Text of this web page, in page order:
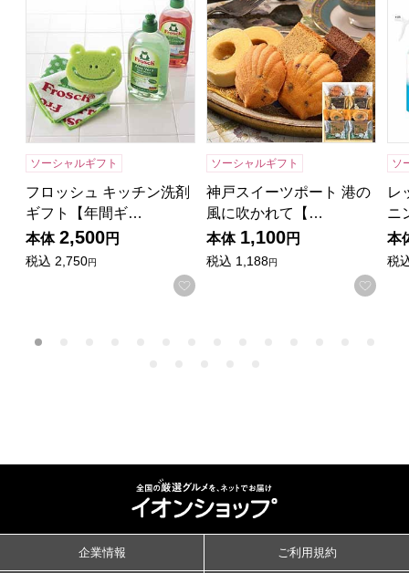
ソーシャルギフト
フロッシュ キッチン洗剤
ギフト【年間ギ…
本体 2,500円
税込 2,750円
お気に入りに登録する
ソーシャルギフト
神戸スイーツポート 港の
風に吹かれて【…
本体 1,100円
税込 1,188円
お気
ソ
レ
ニ
本
税
企業情報 ご利用規約